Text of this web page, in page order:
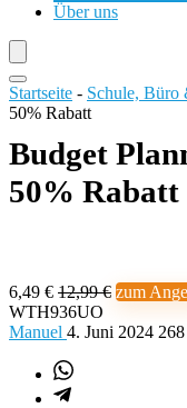
Über uns
Startseite - Schule, Büro
50% Rabatt
Budget
50% Rabatt
6,49 € 12,99 € zum
WTH936UO
Manuel 4. Juni 2024 268